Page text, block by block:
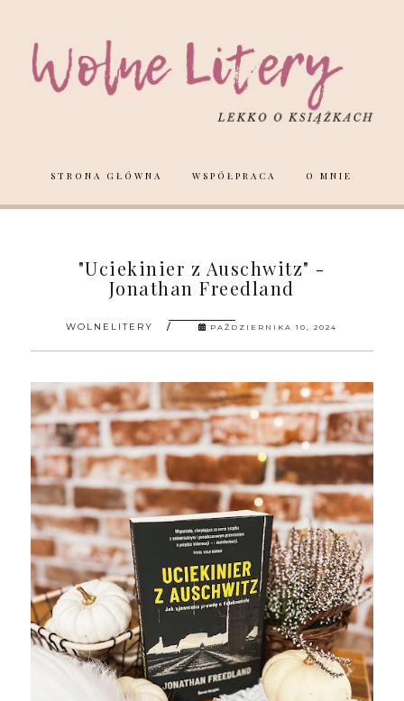
STRONA GŁÓWNA WSPÓŁPRACA O MNIE
"Uciekinier z Auschwitz" -
Jonathan Freedland
WOLNELITERY PAŹDZIERNIKA 10, 2024